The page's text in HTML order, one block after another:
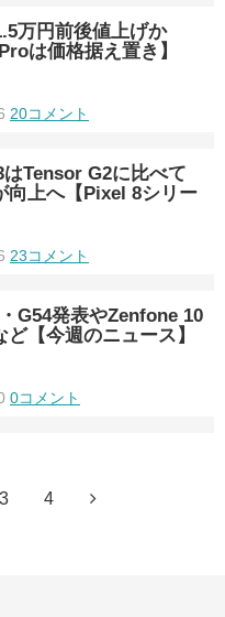
万円前後値上げか
は価格据え置き】
20コメント
Tensor G2に比べて
向上へ【Pixel 8シリー
23コメント
G54発表やZenfone 10
ど【今週のニュース】
0コメント
3 4